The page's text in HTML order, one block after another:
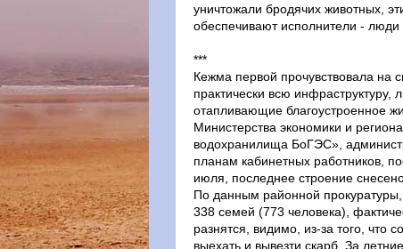
уничтожали бродячих животных,
обеспечивают исполнители - люди
***
Кежма первой прочувствовала на
практически всю
отапливающие благоустроенное
Министерства экономики и
водохранилища БоГЭС»,
планам кабинетных работников,
июля, последнее строение снесено
По данным районной
338 семей (773 человека),
разнятся, видимо, из-за того, что
выехать и вывезти скарб. За